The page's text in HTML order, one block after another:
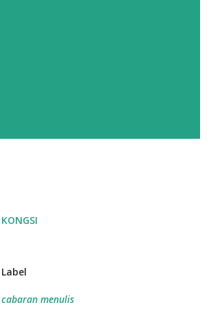
KONGSI
Label
cabaran menulis